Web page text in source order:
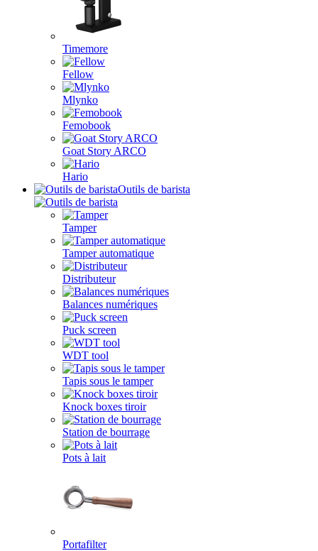
Timemore
Fellow
Mlynko
Femobook
Goat Story ARCO
Hario
Outils de barista
Tamper
Tamper automatique
Distributeur
Balances numériques
Puck screen
WDT tool
Tapis sous le tamper
Knock boxes tiroir
Station de bourrage
Pots à lait
Portafilter